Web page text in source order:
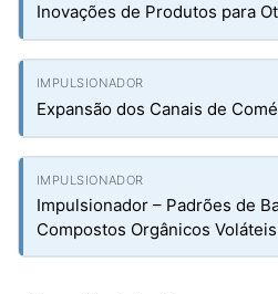
Inovações de Produtos para
Expansão dos Canais de
Impulsionador – Padrões de
Compostos Orgânicos